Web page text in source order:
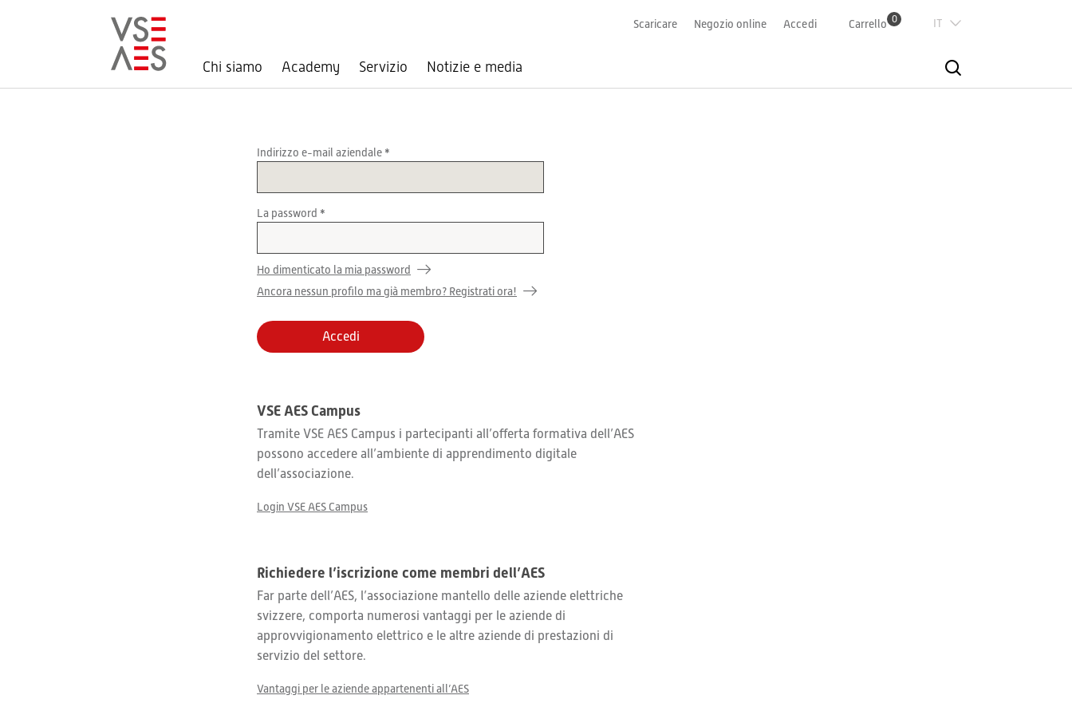
Chi siamo Academy Servizio Notizie e media
Scaricare Negozio online Accedi Carrello 0
English
Indirizzo e-mail aziendale
La password
Ho dimenticato la mia password
Ancora nessun profilo ma già membro? Registrati ora!
VSE AES Campus
Tramite VSE AES Campus i partecipanti all’offerta formativa dell’AES
possono accedere all’ambiente di apprendimento digitale
dell’associazione.
Login VSE AES Campus
Richiedere l’iscrizione come membri dell’AES
Far parte dell’AES, l’associazione mantello delle aziende elettriche
svizzere, comporta numerosi vantaggi per le aziende di
approvvigionamento elettrico e le altre aziende di prestazioni di
servizio del settore.
Vantaggi per le aziende appartenenti all’AES